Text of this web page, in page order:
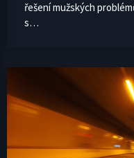
řešení mužských
s…